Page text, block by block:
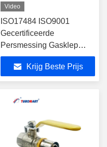
Video
ISO17484 ISO9001
Gecertificeerde
Persmessing Gasklep
Gesmeed Proces Geschikt
voor Water Gas Controle
Toepassingen voor PAP
Krijg Beste Prijs